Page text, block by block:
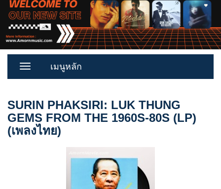
Toggle
เมนูหลัก
SURIN PHAKSIRI: LUK THUNG
GEMS FROM THE 1960S-80S (LP)
(เพลงไทย)